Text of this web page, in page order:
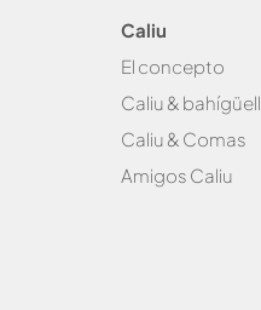
Caliu
El concepto
Caliu & bahígüell
Caliu & Comas
Amigos Caliu